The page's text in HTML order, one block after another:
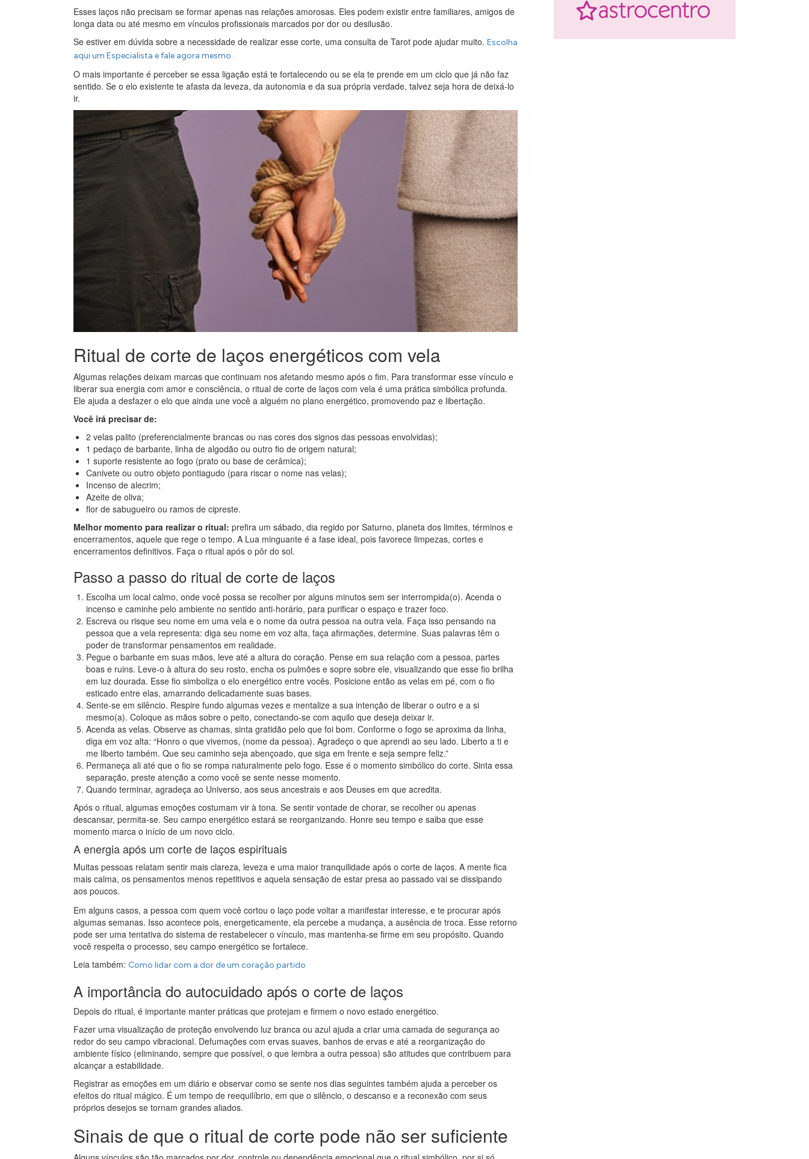
Esses laços não precisam se formar apenas nas relações amorosas. Eles podem existir entre familiares, amigos de
longa data ou até mesmo em vínculos profissionais marcados por dor ou desilusão.
Se estiver em dúvida sobre a necessidade de realizar esse corte, uma consulta de Tarot pode ajudar muito. Escolha
aqui um Especialista e fale agora mesmo.
O mais importante é perceber se essa ligação está te fortalecendo ou se ela te prende em um ciclo que já não faz
sentido. Se o elo existente te afasta da leveza, da autonomia e da sua própria verdade, talvez seja hora de deixá-lo
ir.
Ritual de corte de laços energéticos com vela
Algumas relações deixam marcas que continuam nos afetando mesmo após o fim. Para transformar esse vínculo e
liberar sua energia com amor e consciência, o ritual de corte de laços com vela é uma prática simbólica profunda.
Ele ajuda a desfazer o elo que ainda une você a alguém no plano energético, promovendo paz e libertação.
Você irá precisar de:
2 velas palito (preferencialmente brancas ou nas cores dos signos das pessoas envolvidas);
1 pedaço de barbante, linha de algodão ou outro fio de origem natural;
1 suporte resistente ao fogo (prato ou base de cerâmica);
Canivete ou outro objeto pontiagudo (para riscar o nome nas velas);
Incenso de alecrim;
Azeite de oliva;
flor de sabugueiro ou ramos de cipreste.
Melhor momento para realizar o ritual: prefira um sábado, dia regido por Saturno, planeta dos limites, términos e
encerramentos, aquele que rege o tempo. A Lua minguante é a fase ideal, pois favorece limpezas, cortes e
encerramentos definitivos. Faça o ritual após o pôr do sol.
Passo a passo do ritual de corte de laços
Escolha um local calmo, onde você possa se recolher por alguns minutos sem ser interrompida(o). Acenda o
incenso e caminhe pelo ambiente no sentido anti-horário, para purificar o espaço e trazer foco.
Escreva ou risque seu nome em uma vela e o nome da outra pessoa na outra vela. Faça isso pensando na
pessoa que a vela representa: diga seu nome em voz alta, faça afirmações, determine. Suas palavras têm o
poder de transformar pensamentos em realidade.
Pegue o barbante em suas mãos, leve até a altura do coração. Pense em sua relação com a pessoa, partes
boas e ruins. Leve-o à altura do seu rosto, encha os pulmões e sopre sobre ele, visualizando que esse fio brilha
em luz dourada. Esse fio simboliza o elo energético entre vocês. Posicione então as velas em pé, com o fio
esticado entre elas, amarrando delicadamente suas bases.
Sente-se em silêncio. Respire fundo algumas vezes e mentalize a sua intenção de liberar o outro e a si
mesmo(a). Coloque as mãos sobre o peito, conectando-se com aquilo que deseja deixar ir.
Acenda as velas. Observe as chamas, sinta gratidão pelo que foi bom. Conforme o fogo se aproxima da linha,
diga em voz alta: “Honro o que vivemos, (nome da pessoa). Agradeço o que aprendi ao seu lado. Liberto a ti e
me liberto também. Que seu caminho seja abençoado, que siga em frente e seja sempre feliz.”
Permaneça ali até que o fio se rompa naturalmente pelo fogo. Esse é o momento simbólico do corte. Sinta essa
separação, preste atenção a como você se sente nesse momento.
Quando terminar, agradeça ao Universo, aos seus ancestrais e aos Deuses em que acredita.
Após o ritual, algumas emoções costumam vir à tona. Se sentir vontade de chorar, se recolher ou apenas
descansar, permita-se. Seu campo energético estará se reorganizando. Honre seu tempo e saiba que esse
momento marca o início de um novo ciclo.
A energia após um corte de laços espirituais
Muitas pessoas relatam sentir mais clareza, leveza e uma maior tranquilidade após o corte de laços. A mente fica
mais calma, os pensamentos menos repetitivos e aquela sensação de estar presa ao passado vai se dissipando
aos poucos.
Em alguns casos, a pessoa com quem você cortou o laço pode voltar a manifestar interesse, e te procurar após
algumas semanas. Isso acontece pois, energeticamente, ela percebe a mudança, a ausência de troca. Esse retorno
pode ser uma tentativa do sistema de restabelecer o vínculo, mas mantenha-se firme em seu propósito. Quando
você respeita o processo, seu campo energético se fortalece.
Leia também: Como lidar com a dor de um coração partido
A importância do autocuidado após o corte de laços
Depois do ritual, é importante manter práticas que protejam e firmem o novo estado energético.
Fazer uma visualização de proteção envolvendo luz branca ou azul ajuda a criar uma camada de segurança ao
redor do seu campo vibracional. Defumações com ervas suaves, banhos de ervas e até a reorganização do
ambiente físico (eliminando, sempre que possível, o que lembra a outra pessoa) são atitudes que contribuem para
alcançar a estabilidade.
Registrar as emoções em um diário e observar como se sente nos dias seguintes também ajuda a perceber os
efeitos do ritual mágico. É um tempo de reequilíbrio, em que o silêncio, o descanso e a reconexão com seus
próprios desejos se tornam grandes aliados.
Sinais de que o ritual de corte pode não ser suficiente